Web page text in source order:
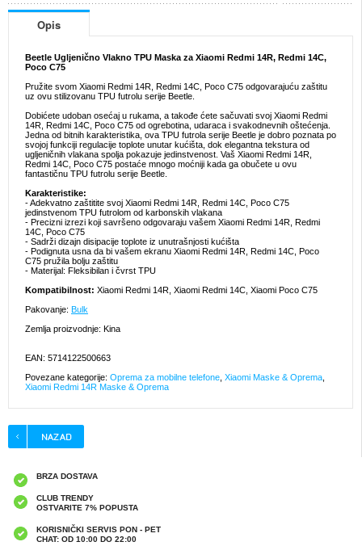
Opis
Beetle Ugljenično Vlakno TPU Maska za Xiaomi Redmi 14R, Redmi 14C,
Poco C75
Pružite svom Xiaomi Redmi 14R, Redmi 14C, Poco C75 odgovarajuću zaštitu
uz ovu stilizovanu TPU futrolu serije Beetle.
Dobićete udoban osećaj u rukama, a takođe ćete sačuvati svoj Xiaomi Redmi
14R, Redmi 14C, Poco C75 od ogrebotina, udaraca i svakodnevnih oštećenja.
Jedna od bitnih karakteristika, ova TPU futrola serije Beetle je dobro poznata po
svojoj funkciji regulacije toplote unutar kućišta, dok elegantna tekstura od
ugljeničnih vlakana spolja pokazuje jedinstvenost. Vaš Xiaomi Redmi 14R,
Redmi 14C, Poco C75 postaće mnogo moćniji kada ga obučete u ovu
fantastičnu TPU futrolu serije Beetle.
Karakteristike:
- Adekvatno zaštitite svoj Xiaomi Redmi 14R, Redmi 14C, Poco C75
jedinstvenom TPU futrolom od karbonskih vlakana
- Precizni izrezi koji savršeno odgovaraju vašem Xiaomi Redmi 14R, Redmi
14C, Poco C75
- Sadrži dizajn disipacije toplote iz unutrašnjosti kućišta
- Podignuta usna da bi vašem ekranu Xiaomi Redmi 14R, Redmi 14C, Poco
C75 pružila bolju zaštitu
- Materijal: Fleksibilan i čvrst TPU
Kompatibilnost: Xiaomi Redmi 14R, Xiaomi Redmi 14C, Xiaomi Poco C75
Pakovanje: Bulk
Zemlja proizvodnje: Kina
EAN: 5714122500663
Povezane kategorije: Oprema za mobilne telefone Xiaomi Maske & Oprema
Xiaomi Redmi 14R Maske & Oprema
BRZA DOSTAVA
CLUB TRENDY
OSTVARITE 7% POPUSTA
KORISNIČKI SERVIS PON - PET
CHAT: OD 10:00 DO 22:00